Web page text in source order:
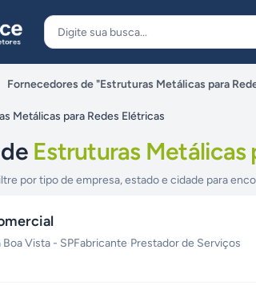
Fornecedores de "Estruturas Metálicas para
Metálicas para Redes Elétricas
Estruturas Metálicas
por tipo de empresa, estado e cidade para
Boa Vista - SPFabricante·Prestador de Serviços